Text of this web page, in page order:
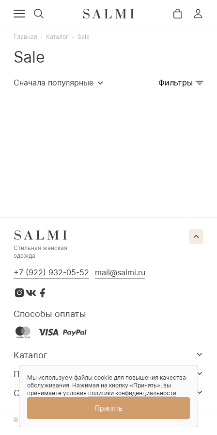
Главная Каталог Sale
Sale
Сначала популярные
Фильтры
Стильная женская
одежда
+7 (922) 932-05-52 mail@salmi.ru
Способы оплаты
Каталог
Покупателям
О компании
© 2026 Salmi. Все права защищены
Мы используем файлы cookie для повышения качества
обслуживания. Нажимая на кнопку «Принять», вы
принимаете условия политики конфиденциальности
Принять